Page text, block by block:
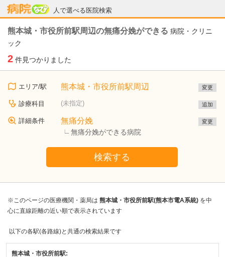
人で選べる医院検索
病院なび
熊本城・市役所前駅周辺の無痛分娩ができる 病院・クリニ
ック
2 件見つかりました
エリア/駅 熊本城・市役所前駅周辺 変更
診療科目 (未指定) 追加
詳細条件 無痛分娩
無痛分娩ができる病院
変更
検索する
※このページの医療機関・薬局は 熊本城・市役所前駅(熊本市電A系統) を中
心に直線距離の近い順で表示されています
以下の各駅(各路線)と共通の検索結果です
熊本城・市役所前駅: